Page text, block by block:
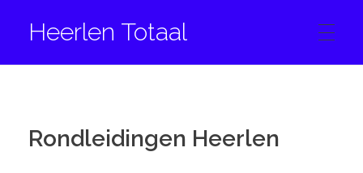
Heerlen Totaal
Rondleidingen Heerlen